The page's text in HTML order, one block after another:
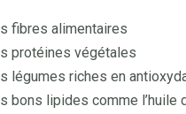
fibres alimentaires
protéines végétales
légumes riches en
bons lipides comme l’huile